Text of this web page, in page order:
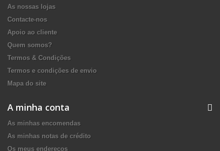
As nossas lojas
Contacte-nos
Apoio ao cliente
Quem somos?
Termos & Condições
Termos e condições de envio
Mapa do site
A minha conta
As minhas encomendas
As minhas notas de crédito
Os meus endereços